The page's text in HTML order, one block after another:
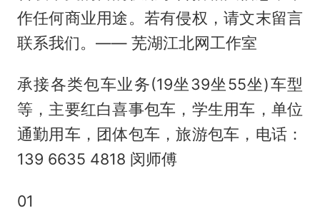
作任何商业用途。若有侵权，请文末留言
联系我们。—— 芜湖江北网工作室
承接各类包车业务(19坐39坐55坐)车型
等，主要红白喜事包车，学生用车，单位
通勤用车，团体包车，旅游包车，电话：
139 6635 4818 闵师傅
01